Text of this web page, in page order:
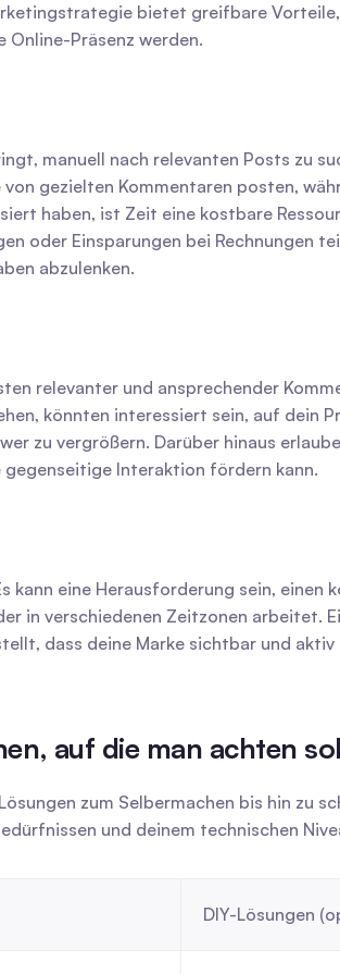
bietet greifbare
Präsenz werden.
manuell nach relevanten Posts zu
gezielten Kommentaren posten,
haben, ist Zeit eine kostbare
oder Einsparungen bei Rechnungen
abzulenken.
relevanter und ansprechender
könnten interessiert sein, auf dein
zu vergrößern. Darüber hinaus
Interaktion fördern kann.
eine Herausforderung sein,
in verschiedenen Zeitzonen arbeitet.
dass deine Marke sichtbar und
auf die man achten
zum Selbermachen bis hin zu
und deinem technischen
DIY-Lösungen